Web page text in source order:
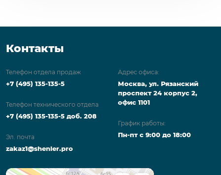
Контакты
Телефон отдела продаж
+7 (495) 135-135-5
Телефон технического отдела
+7 (495) 135-135-5 доб. 208
Эл. почта
zakaz1@shenler.pro
Адрес офиса:
Москва, ул. Рязанский
проспект 24 корпус 2,
офис 1101
График работы:
Пн-пт с 9:00 до 18:00